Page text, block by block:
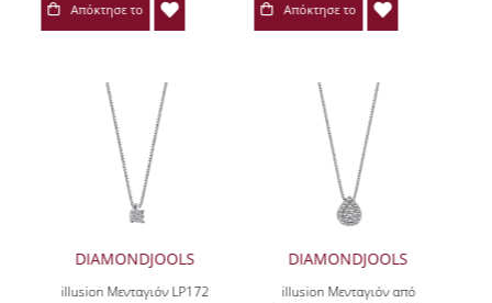
Απόκτησε το Απόκτησε το
DIAMONDJOOLS
illusion Μενταγιόν LP172
DIAMONDJOOLS
illusion Μενταγιόν από